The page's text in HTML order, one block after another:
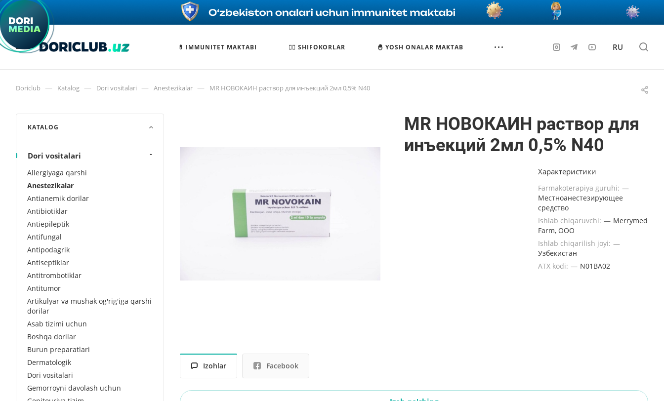
💊 IMMUNITET MAKTABI 🧑‍⚕️ SHIFOKORLAR 🐣 YOSH ONALAR MAKTAB RU
Doriclub — Katalog — Dori vositalari — Anestezikalar — MR НОВОКАИН раствор для инъекций 2мл 0,5% N40
MR НОВОКАИН раствор для
инъекций 2мл 0,5% N40
Характеристики
Farmakoterapiya guruhi: —
Местноанестезирующее
средство
Ishlab chiqaruvchi: — Merrymed
Farm, ООО
Ishlab chiqarilish joyi: —
Узбекистан
ATX kodi: — N01ВА02
Izohlar Facebook
KATALOG
Dori vositalari
Allergiyaga qarshi
Anestezikalar
Antianemik dorilar
Antibiotiklar
Antiepileptik
Antifungal
Antipodagrik
Antiseptiklar
Antitrombotiklar
Antitumor
Artikulyar va mushak og'rig'iga qarshi
dorilar
Asab tizimi uchun
Boshqa dorilar
Burun preparatlari
Dermatologik
Dori vositalari
Gemorroyni davolash uchun